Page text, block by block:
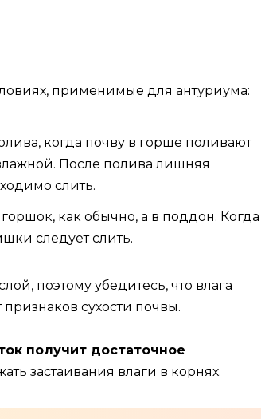
применимые для антуриума:
когда почву в горше поливают
После полива лишняя
слить.
как обычно, а в поддон. Когда
следует слить.
поэтому убедитесь, что влага
сухости почвы.
получит достаточное
застаивания влаги в корнях.